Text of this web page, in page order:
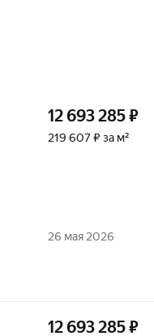
12 693 285₽
219 607 ₽ за м²
26 мая 2026
12 693 285₽